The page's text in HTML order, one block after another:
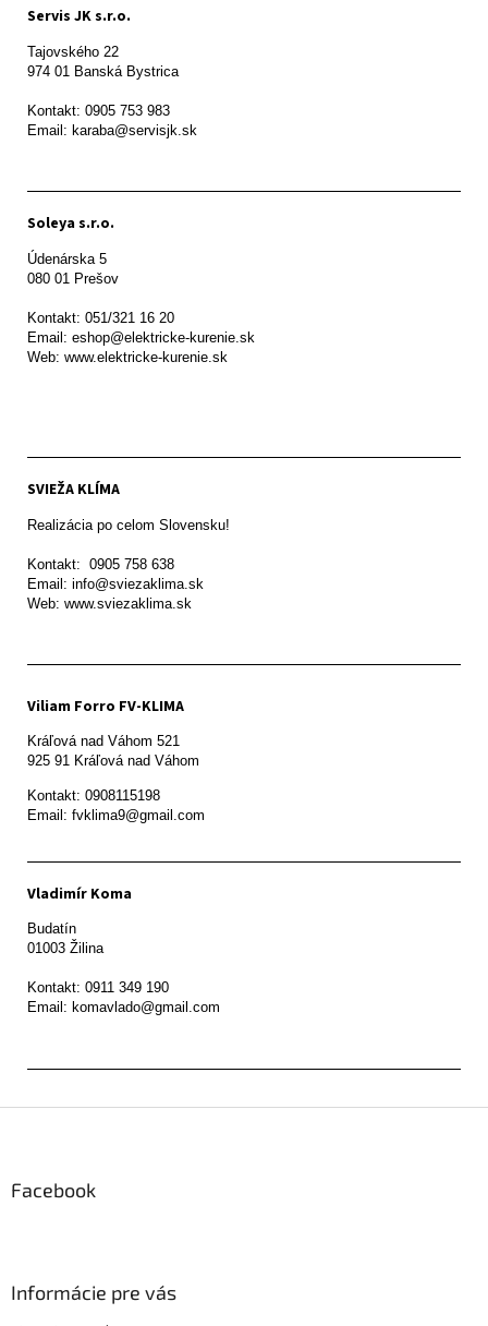
Servis JK s.r.o.
Tajovského 22
974 01 Banská Bystrica
Kontakt: 0905 753 983
Email: karaba@servisjk.sk
Soleya s.r.o.
Údenárska 5
080 01 Prešov
Kontakt: 051/321 16 20
Email: eshop@elektricke-kurenie.sk
Web: www.elektricke-kurenie.sk
SVIEŽA KLÍMA
Realizácia po celom Slovensku!
Kontakt:  0905 758 638
Email: info@sviezaklima.sk
Web: www.sviezaklima.sk
Viliam Forro FV-KLIMA
Kráľová nad Váhom 521
Kontakt: 0908115198
Email: fvklima9@gmail.com
Vladimír Koma
Budatín
01003 Žilina
Kontakt: 0911 349 190
Facebook
Informácie pre vás